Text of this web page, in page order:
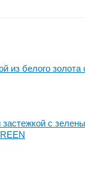
из белого
застежкой с